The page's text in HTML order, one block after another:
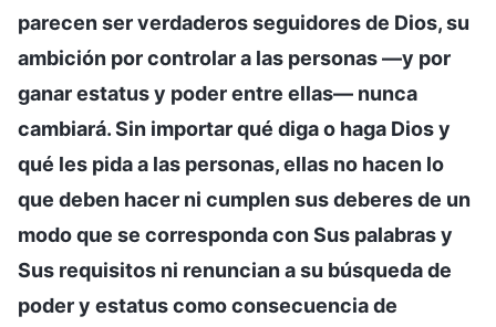
parecen ser verdaderos seguidores de Dios, su
ambición por controlar a las personas —y por
ganar estatus y poder entre ellas— nunca
cambiará. Sin importar qué diga o haga Dios y
qué les pida a las personas, ellas no hacen lo
que deben hacer ni cumplen sus deberes de un
modo que se corresponda con Sus palabras y
Sus requisitos ni renuncian a su búsqueda de
poder y estatus como consecuencia de